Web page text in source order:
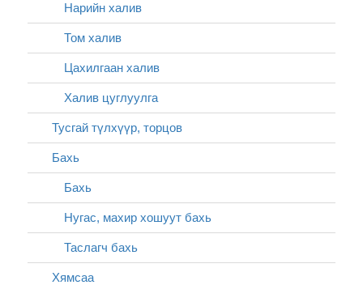
Нарийн халив
Том халив
Цахилгаан халив
Халив цуглуулга
Тусгай түлхүүр, торцов
Бахь
Бахь
Нугас, махир хошуут бахь
Таслагч бахь
Хямсаа